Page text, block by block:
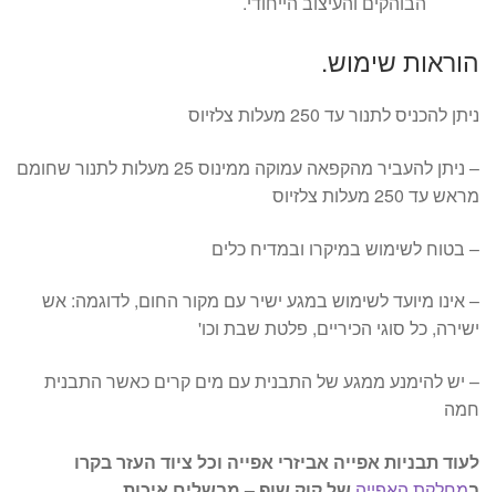
הוראות שימוש.
ניתן להכניס לתנור עד 250 מעלות צלזיוס
– ניתן להעביר מהקפאה עמוקה ממינוס 25 מעלות לתנור שחומם
מראש עד 250 מעלות צלזיוס
– בטוח לשימוש במיקרו ובמדיח כלים
– אינו מיועד לשימוש במגע ישיר עם מקור החום, לדוגמה: אש
ישירה, כל סוגי הכיריים, פלטת שבת וכו'
– יש להימנע ממגע של התבנית עם מים קרים כאשר התבנית
חמה
לעוד תבניות אפייה אביזרי אפייה וכל ציוד העזר בקרו